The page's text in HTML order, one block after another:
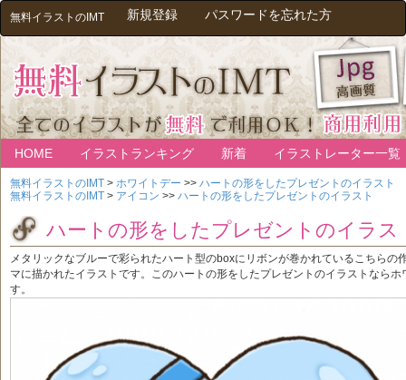
無料イラストのIMT 新規登録 パスワードを忘れた方
HOME イラストランキング 新着 イラストレーター一覧
無料イラストのIMT > ホワイトデー >> ハートの形をしたプレゼントのイラスト
無料イラストのIMT > アイコン >> ハートの形をしたプレゼントのイラスト
ハートの形をしたプレゼントのイラス
メタリックなブルーで彩られたハート型のboxにリボンが巻かれているこちらの
マに描かれたイラストです。このハートの形をしたプレゼントのイラストなら
す。